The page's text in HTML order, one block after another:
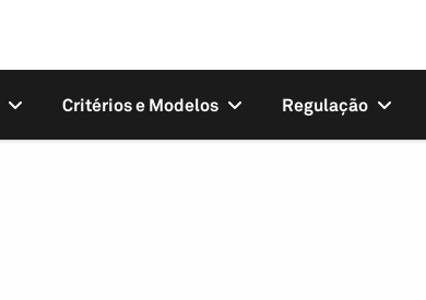
Critérios e Modelos Regulação